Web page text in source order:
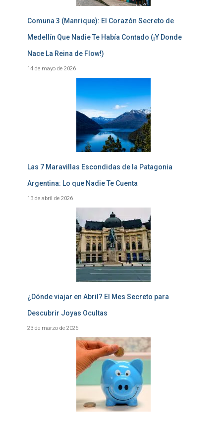
Comuna 3 (Manrique): El Corazón Secreto de
Medellín Que Nadie Te Había Contado (¡Y Donde
Nace La Reina de Flow!)
14 de mayo de 2026
Las 7 Maravillas Escondidas de la Patagonia
Argentina: Lo que Nadie Te Cuenta
13 de abril de 2026
¿Dónde viajar en Abril? El Mes Secreto para
Descubrir Joyas Ocultas
23 de marzo de 2026